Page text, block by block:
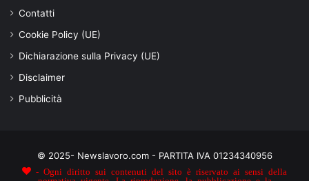
Contatti
Cookie Policy (UE)
Dichiarazione sulla Privacy (UE)
Disclaimer
Pubblicità
© 2025- Newslavoro.com - PARTITA IVA 01234340956
- Ogni diritto sui contenuti del sito è riservato ai sensi della